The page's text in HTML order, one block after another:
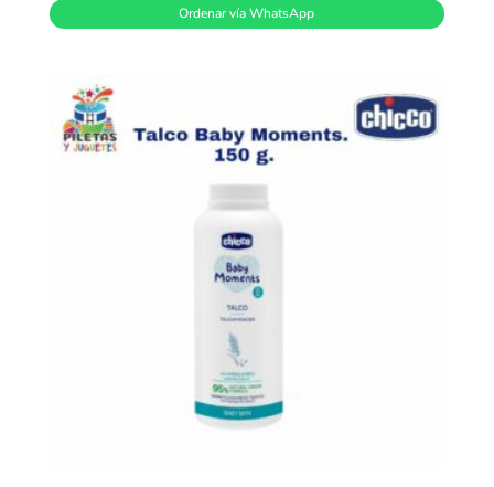
Ordenar vía WhatsApp